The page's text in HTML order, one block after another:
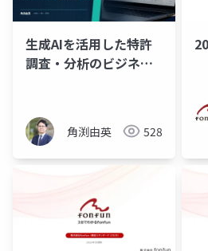
生成AIを活用した特許
調査・分析のビジネス
角渕由英 528